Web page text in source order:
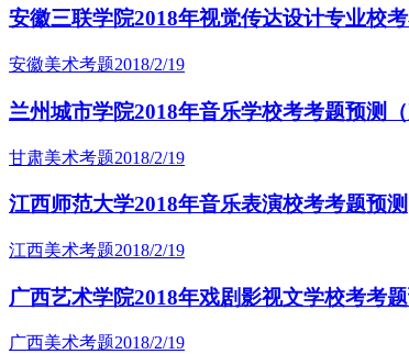
安徽三联学院2018年视觉传达设计专业校
安徽美术考题2018/2/19
兰州城市学院2018年音乐学校考考题预测（
甘肃美术考题2018/2/19
江西师范大学2018年音乐表演校考考题预测
江西美术考题2018/2/19
广西艺术学院2018年戏剧影视文学校考考
广西美术考题2018/2/19